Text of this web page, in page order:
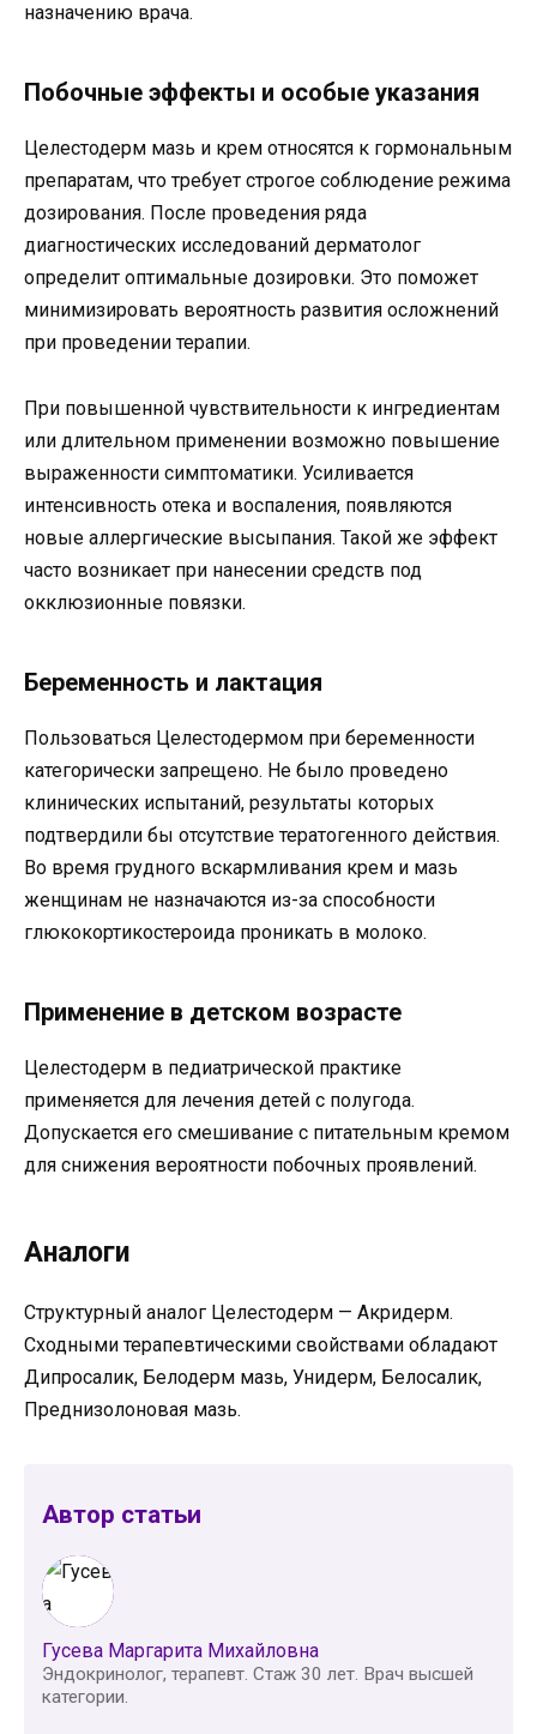
назначению врача.
Побочные эффекты и особые указания
Целестодерм мазь и крем относятся к гормональным
препаратам, что требует строгое соблюдение режима
дозирования. После проведения ряда
диагностических исследований дерматолог
определит оптимальные дозировки. Это поможет
минимизировать вероятность развития осложнений
при проведении терапии.
При повышенной чувствительности к ингредиентам
или длительном применении возможно повышение
выраженности симптоматики. Усиливается
интенсивность отека и воспаления, появляются
новые аллергические высыпания. Такой же эффект
часто возникает при нанесении средств под
окклюзионные повязки.
Беременность и лактация
Пользоваться Целестодермом при беременности
категорически запрещено. Не было проведено
клинических испытаний, результаты которых
подтвердили бы отсутствие тератогенного действия.
Во время грудного вскармливания крем и мазь
женщинам не назначаются из-за способности
глюкокортикостероида проникать в молоко.
Применение в детском возрасте
Целестодерм в педиатрической практике
применяется для лечения детей с полугода.
Допускается его смешивание с питательным кремом
для снижения вероятности побочных проявлений.
Аналоги
Структурный аналог Целестодерм — Акридерм.
Сходными терапевтическими свойствами обладают
Дипросалик, Белодерм мазь, Унидерм, Белосалик,
Преднизолоновая мазь.
Автор статьи
Гусева Маргарита Михайловна
Эндокринолог, терапевт. Стаж 30 лет. Врач высшей
категории.